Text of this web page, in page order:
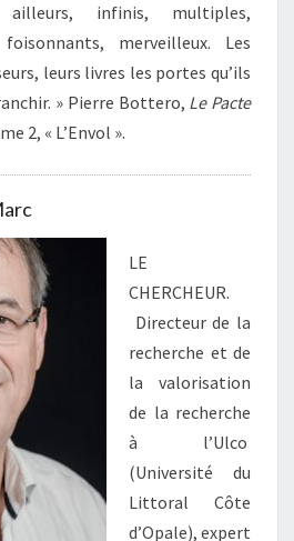
ailleurs, infinis, multiples,
merveilleux. Les
leurs livres les portes qu’ils
» Pierre Bottero, Le Pacte
2, « L’Envol ».
LE
CHERCHEUR.
Directeur de la
recherche et de
la valorisation
de la recherche
à l’Ulco
(Université du
Littoral Côte
d’Opale), expert